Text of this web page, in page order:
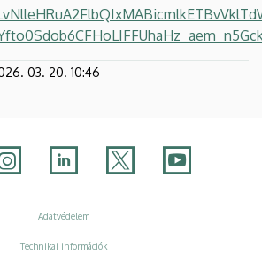
03. 20. 10:46
Adatvédelem
Technikai információk